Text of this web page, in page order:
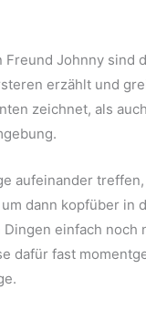
Freund Johnny
erzählt und
zeichnet, als
aufeinander
dann kopfüber in
einfach
dafür fast